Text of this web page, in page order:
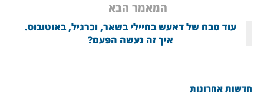
המאמר הבא
עוד טבח של דאעש בחיילי בשאר, וכרגיל, באוטובוס.
איך זה נעשה הפעם?
חדשות אחרונות